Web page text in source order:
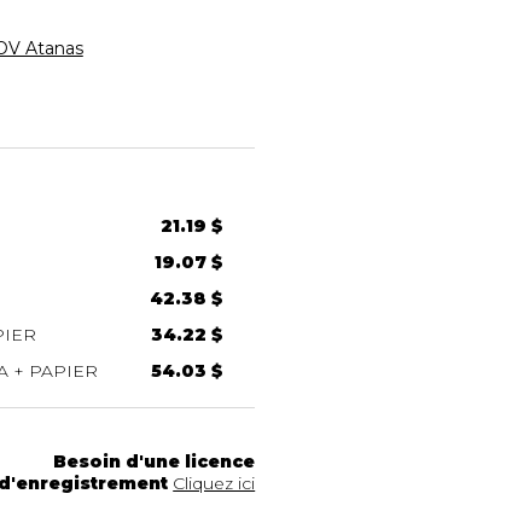
Atanas
21.19 $
19.07 $
42.38 $
34.22 $
+ PAPIER
54.03 $
Besoin d'une licence
d'enregistrement Cliquez ici